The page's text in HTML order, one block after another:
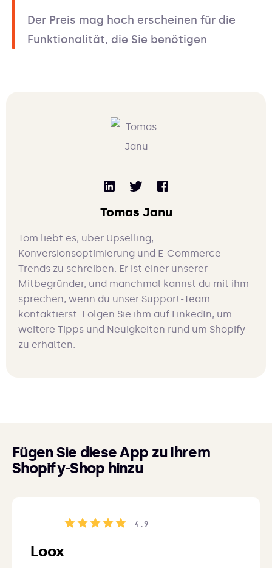
Der Preis mag hoch erscheinen für die
Funktionalität, die Sie benötigen
Tomas Janu
Tom liebt es, über Upselling,
Konversionsoptimierung und E-Commerce-
Trends zu schreiben. Er ist einer unserer
Mitbegründer, und manchmal kannst du mit ihm
sprechen, wenn du unser Support-Team
kontaktierst. Folgen Sie ihm auf LinkedIn, um
weitere Tipps und Neuigkeiten rund um Shopify
zu erhalten.
Fügen Sie diese App zu Ihrem
Shopify-Shop hinzu
4.9
Loox